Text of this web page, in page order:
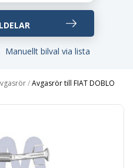
Manuellt bilval via lista
/Avgasrör till FIAT DOBLO